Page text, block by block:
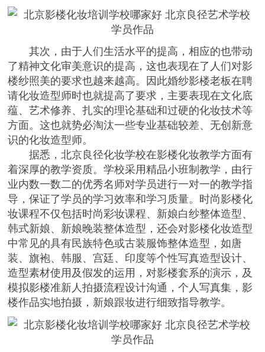
其次，由于人们生活水平的提高，相应的也带动
了精神文化审美意识的提高，这也表现在了人们对影
楼纱照美的要求也越来越高。因此婚纱影楼老板在聘
请化妆造型师时也就提高了要求，主要表现在文化底
蕴、艺术修养、扎实的理论基础和过硬的化妆技术等
方面。这也就势必淘汰一些专业基础较差、无创新意
识的化妆造型师。
据悉，北京良径化妆学校在影楼化妆教学方面有
着深厚的教学资质。学校采用精品小班制教学，由行
业内数一数二的优秀名师对学员进行一对一的教学指
导，保证了学员的学习效率和学习质量。时尚影楼化
妆课程不仅包括时尚彩妆课程、新娘白纱整体造型、
韩式新娘、新娘晚装整体造型，还会对影楼化妆造型
中常见的具有民族特色或古装服饰整体造型，如唐
装、旗袍、韩服、宫廷、印度等个性写真造型设计、
造型素材使用及假发的运用，对影楼套系的演示，及
模拟影楼准新人拍摄流程设计沟通，个人写真集，影
楼作品实地拍摄， 新娘跟妆进行细致指导教学。